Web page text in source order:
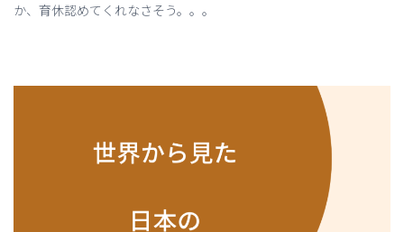
か、育休認めてくれなさそう。。。